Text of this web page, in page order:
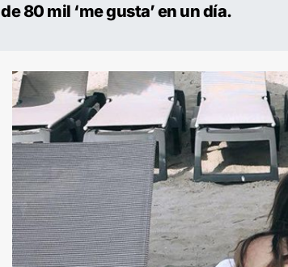
de 80 mil ‘me gusta’ en un día.